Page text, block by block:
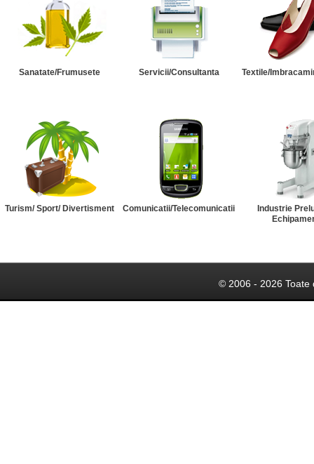
Sanatate/Frumusete Servicii/Consultanta Textile/
Turism/ Sport/ Divertisment Comunicatii/Telecomunicatii
Industrie
© 2006 - 2026